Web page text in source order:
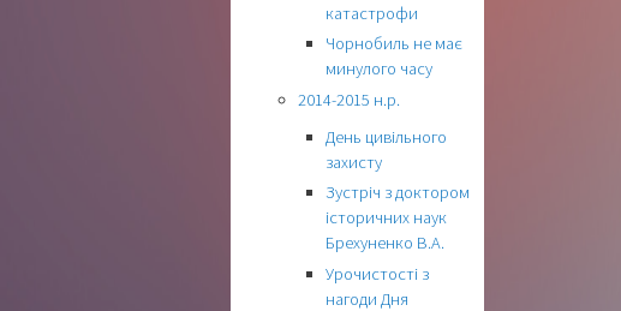
катастрофи
Чорнобиль не має
минулого часу
2014-2015 н.р.
День цивільного
захисту
Зустріч з доктором
історичних наук
Брехуненко В.А.
Урочистості з
нагоди Дня